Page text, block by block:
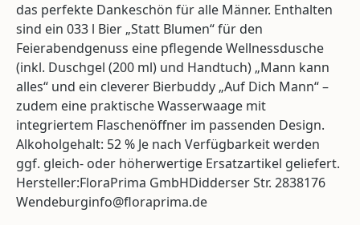
das perfekte Dankeschön für alle Männer. Enthalten
sind ein 033 l Bier „Statt Blumen“ für den
Feierabendgenuss eine pflegende Wellnessdusche
(inkl. Duschgel (200 ml) und Handtuch) „Mann kann
alles“ und ein cleverer Bierbuddy „Auf Dich Mann“ –
zudem eine praktische Wasserwaage mit
integriertem Flaschenöffner im passenden Design.
Alkoholgehalt: 52 % Je nach Verfügbarkeit werden
ggf. gleich- oder höherwertige Ersatzartikel geliefert.
Hersteller:FloraPrima GmbHDidderser Str. 2838176
Wendeburginfo@floraprima.de